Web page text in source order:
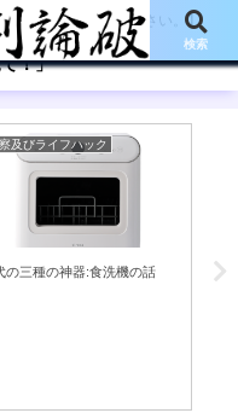
!」ボタンをご覧ください。】
！」
及びライフハック
の三種の神器:食洗機の話
寝
検索